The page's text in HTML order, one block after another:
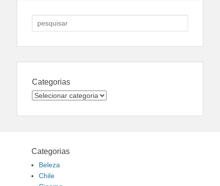
for:
Categorias
Categorias
Categorias
Beleza
Chile